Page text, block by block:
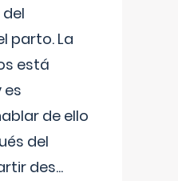
parto. La
está
es
de ello
del
des...